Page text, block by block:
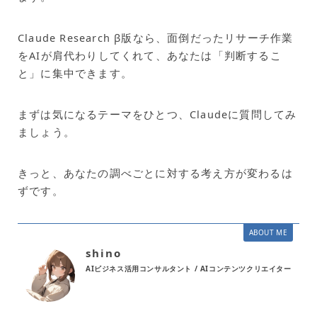
Claude Research β版なら、面倒だったリサーチ作業
をAIが肩代わりしてくれて、あなたは「判断するこ
と」に集中できます。
まずは気になるテーマをひとつ、Claudeに質問してみ
ましょう。
きっと、あなたの調べごとに対する考え方が変わるは
ずです。
ABOUT ME
shino
AIビジネス活用コンサルタント / AIコンテンツクリエイター